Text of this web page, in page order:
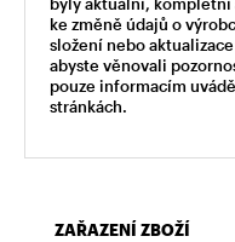
ke změně údajů o
složení nebo
abyste věnovali
pouze informacím
stránkách.
ZAŘAZENÍ ZBOŽÍ